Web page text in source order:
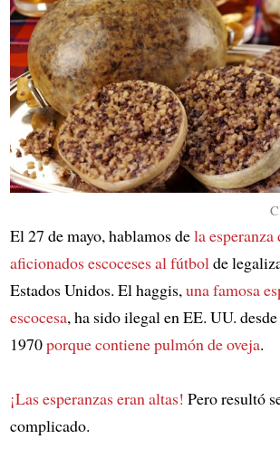
El 27 de mayo, hablamos dela esperanza
aficionados escoceses al fútbolde
Estados Unidos. El haggis,una famosa
escocesa, ha sido ilegal en EE. UU.
1970porque contiene pulmón de oveja.
¡Las esperanzas eran altas! Pero resultó
complicado.